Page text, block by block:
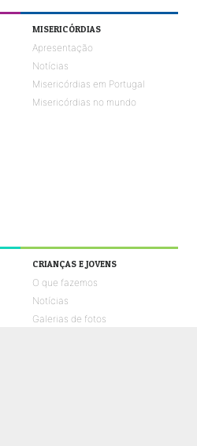
MISERICÓRDIAS
Apresentação
Notícias
Misericórdias em Portugal
Misericórdias no mundo
CRIANÇAS E JOVENS
O que fazemos
Notícias
Galerias de fotos